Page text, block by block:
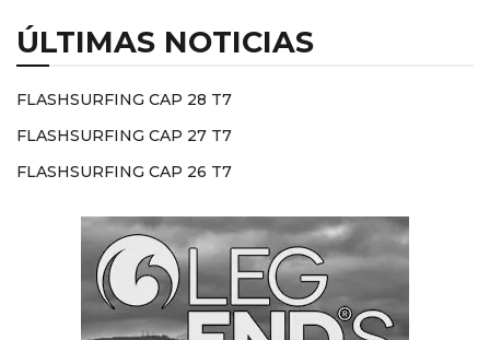
ÚLTIMAS NOTICIAS
FLASHSURFING CAP 28 T7
FLASHSURFING CAP 27 T7
FLASHSURFING CAP 26 T7